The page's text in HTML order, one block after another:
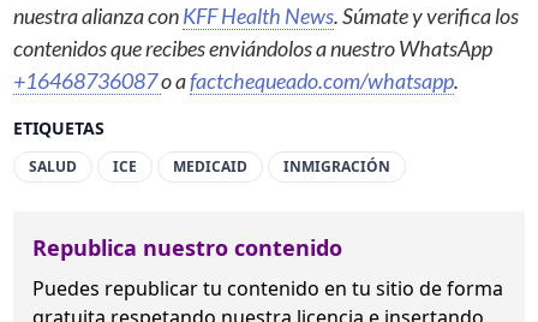
ETIQUETAS
SALUD ICE MEDICAID INMIGRACIÓN
nuestra alianza conKFF Health News. Súmate y verifica los
contenidos que recibes enviándolos a nuestro WhatsApp
+16468736087o afactchequeado.com/whatsapp.
Republica nuestro contenido
Puedes republicar tu contenido en tu sitio de forma
gratuita respetando nuestra licencia e insertando